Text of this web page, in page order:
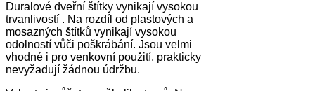
Duralové dveřní štítky vynikají vysokou
trvanlivostí . Na rozdíl od plastových a
mosazných štítků vynikají vysokou
odolností vůči poškrábání. Jsou velmi
vhodné i pro venkovní použití, prakticky
nevyžadují žádnou údržbu.